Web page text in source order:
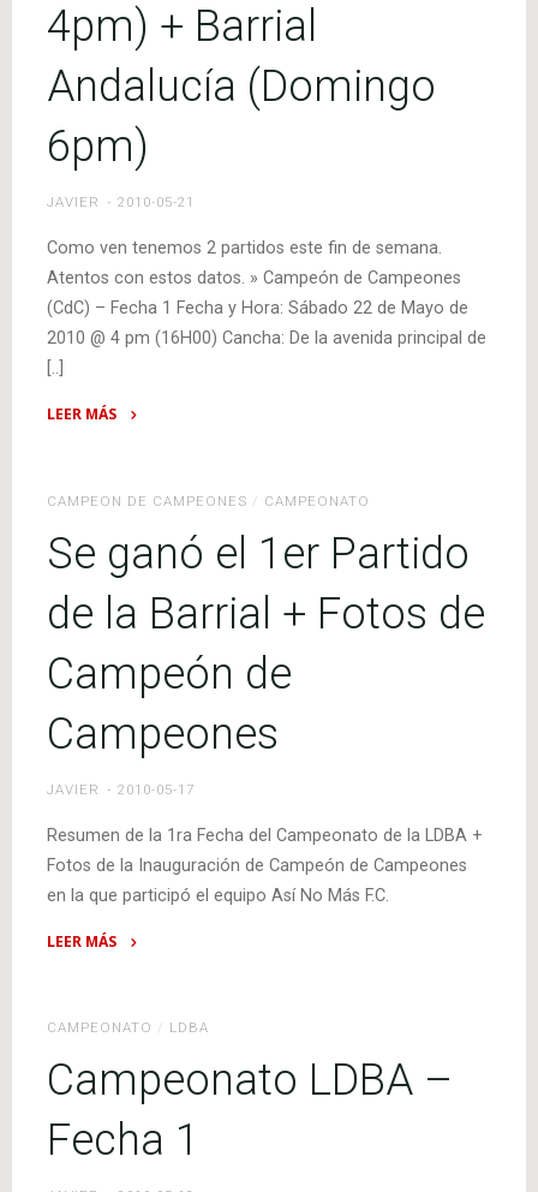
y
Barrial
Andalucía"
4pm) + Barrial
Andalucía (Domingo
6pm)
JAVIER 2010-05-21
Como ven tenemos 2 partidos este fin de semana.
Atentos con estos datos. » Campeón de Campeones
(CdC) – Fecha 1 Fecha y Hora: Sábado 22 de Mayo de
2010 @ 4 pm (16H00) Cancha: De la avenida principal de
[..]
LEER MÁS
Campeones
4pm)
Barrial
(Domingo
CAMPEON DE CAMPEONES / CAMPEONATO
Se ganó el 1er Partido
de la Barrial + Fotos de
Campeón de
Campeones
JAVIER 2010-05-17
Resumen de la 1ra Fecha del Campeonato de la LDBA +
Fotos de la Inauguración de Campeón de Campeones
en la que participó el equipo Así No Más F.C.
LEER MÁS
el
Partido
la
CAMPEONATO / LDBA
Campeonato LDBA –
Fecha 1